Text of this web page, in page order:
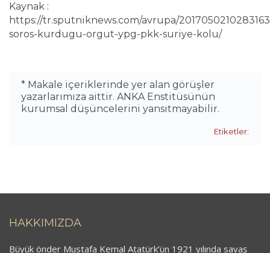
Kaynak :
https://tr.sputniknews.com/avrupa/
soros-kurdugu-orgut-ypg-pkk-suriye-kolu/
* Makale içeriklerinde yer alan görüşler
yazarlarımıza aittir. ANKA Enstitüsünün
kurumsal düşüncelerini yansıtmayabilir.
Etiketler:
HAKKIMIZDA
Büyük önder Mustafa Kemal Atatürk’ün 1921 yılında savaş